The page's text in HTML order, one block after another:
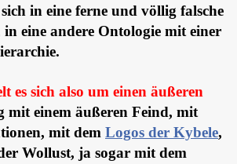
in eine ferne und völlig falsche
eine andere Ontologie mit einer
es sich also um einen äußeren
mit einem äußeren Feind, mit
mit dem Logos der Kybele,
Wollust, ja sogar mit dem